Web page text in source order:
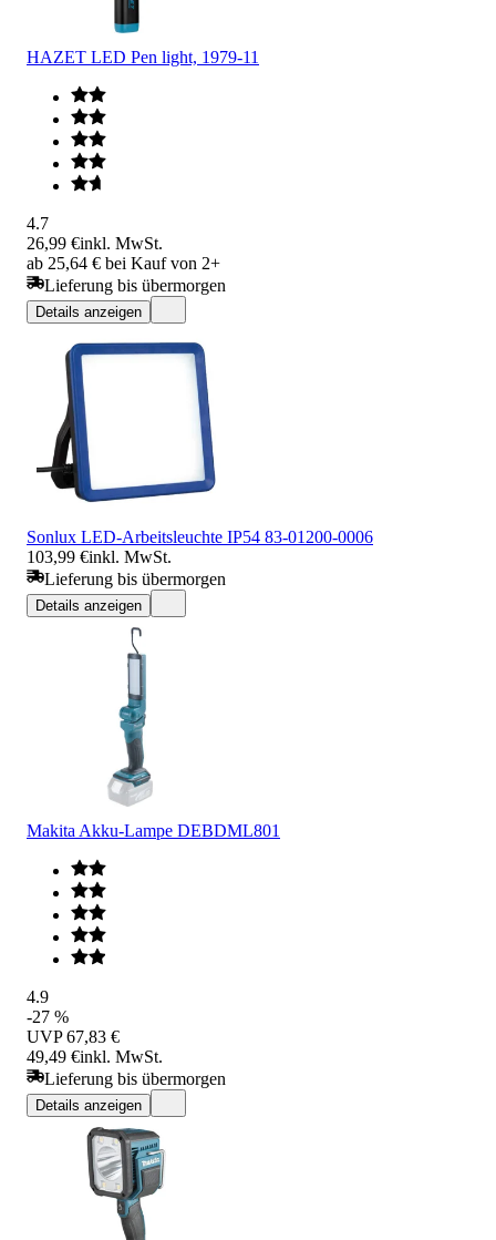
HAZET LED Pen light, 1979-11
4.7
26,99 €inkl. MwSt.
ab 25,64 € bei Kauf von 2+
Lieferung bis übermorgen
Details anzeigen
Sonlux LED-Arbeitsleuchte IP54 83-01200-0006
103,99 €inkl. MwSt.
Lieferung bis übermorgen
Details anzeigen
Makita Akku-Lampe DEBDML801
4.9
-27 %
UVP 67,83 €
49,49 €inkl. MwSt.
Lieferung bis übermorgen
Details anzeigen